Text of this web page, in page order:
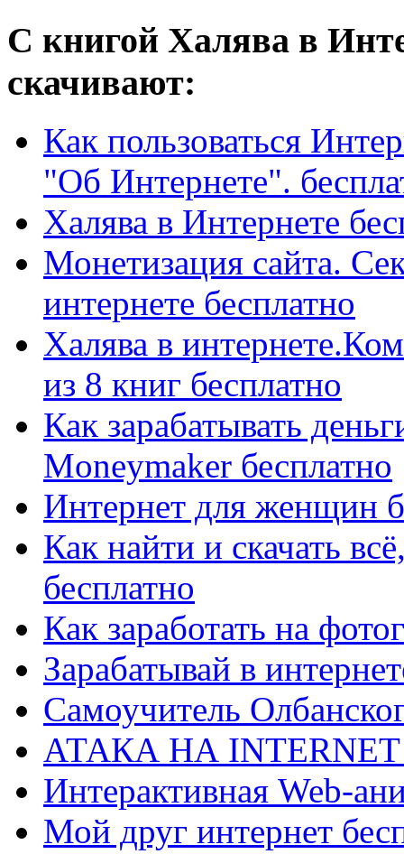
С книгой Халява в
скачивают:
Как пользоваться
"Об Интернете".
Халява в Интернете
Монетизация сайта.
интернете бесплатно
Халява в
из 8 книг бесплатно
Как зарабатывать
Moneymaker бесплатно
Интернет для женщин
Как найти и скачать
бесплатно
Как заработать на
Зарабатывай в
Самоучитель
АТАКА НА INTERNET
Интерактивная Web-
Мой друг интернет